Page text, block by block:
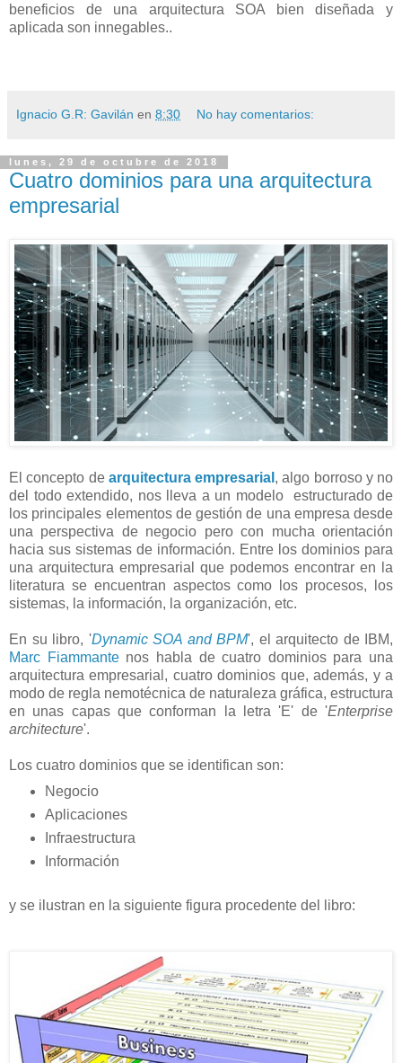
beneficios de una arquitectura SOA bien diseñada y
aplicada son innegables..
Ignacio G.R: Gavilán en 8:30 No hay comentarios:
lunes, 29 de octubre de 2018
Cuatro dominios para una arquitectura
empresarial
El concepto de arquitectura empresarial , algo borroso y no
del todo extendido, nos lleva a un modelo estructurado de
los principales elementos de gestión de una empresa desde
una perspectiva de negocio pero con mucha orientación
hacia sus sistemas de información. Entre los dominios para
una arquitectura empresarial que podemos encontrar en la
literatura se encuentran aspectos como los procesos, los
sistemas, la información, la organización, etc.
En su libro, 'Dynamic SOA and BPM', el arquitecto de IBM,
Marc Fiammantenos habla de cuatro dominios para una
arquitectura empresarial, cuatro dominios que, además, y a
modo de regla nemotécnica de naturaleza gráfica, estructura
en unas capas que conforman la letra 'E' de 'Enterprise
architecture'.
Los cuatro dominios que se identifican son:
Negocio
Aplicaciones
Infraestructura
Información
y se ilustran en la siguiente figura procedente del libro: